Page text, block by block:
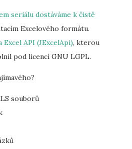
seriálu dostáváme k čistě
Excelového formátu.
Excel API (JExcelApi), kterou
pod licencí GNU LGPL.
souborů